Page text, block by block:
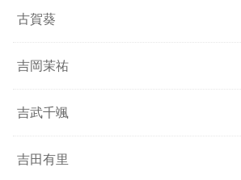
古賀葵
吉岡茉祐
吉武千颯
吉田有里